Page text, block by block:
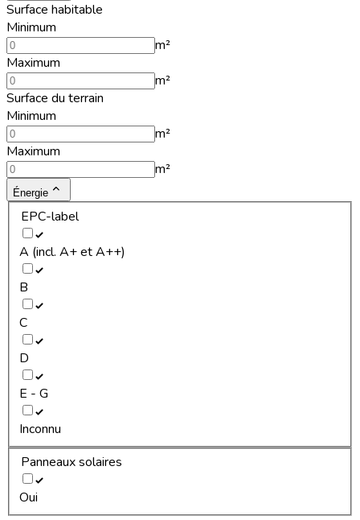
Surface habitable
Minimum
m²
Maximum
m²
Surface du terrain
Minimum
m²
Maximum
m²
Énergie
EPC-label
A (incl. A+ et A++)
B
C
D
E - G
Inconnu
Panneaux solaires
Oui